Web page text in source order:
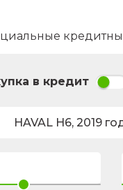
в кредит
HAVAL H6, 2019